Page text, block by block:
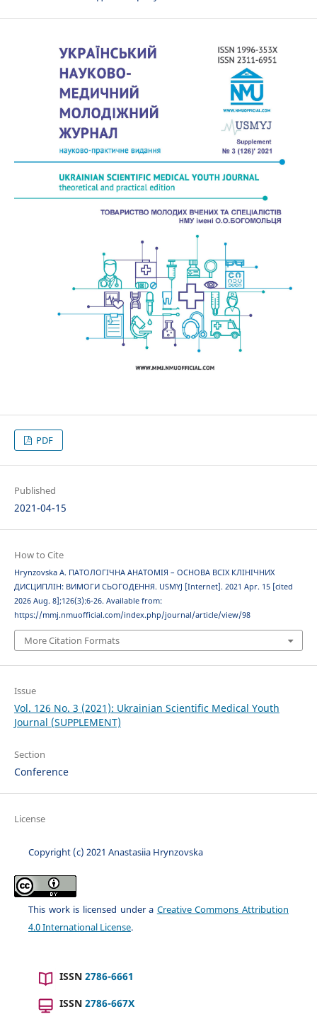
PDF
Published
2021-04-15
How to Cite
Hrynzovska A. ПАТОЛОГІЧНА АНАТОМІЯ – ОСНОВА ВСІХ КЛІНІЧНИХ
ДИСЦИПЛІН: ВИМОГИ СЬОГОДЕННЯ. USMYJ [Internet]. 2021 Apr. 15 [cited
2026 Aug. 8];126(3):6-26. Available from:
https://mmj.nmuofficial.com/index.php/journal/article/view/98
More Citation Formats
Issue
Vol. 126 No. 3 (2021): Ukrainian Scientific Medical Youth
Journal (SUPPLEMENT)
Section
Conference
License
Copyright (c) 2021 Anastasiia Hrynzovska
This work is licensed under a Creative Commons Attribution
4.0 International License.
ISSN 2786-6661
ISSN 2786-667X